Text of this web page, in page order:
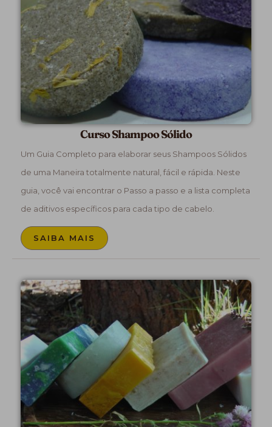
Curso Shampoo Sólido
Um Guia Completo para elaborar seus Shampoos Sólidos
de uma Maneira totalmente natural, fácil e rápida. Neste
guia, você vai encontrar o Passo a passo e a lista completa
de aditivos específicos para cada tipo de cabelo.
SAIBA MAIS